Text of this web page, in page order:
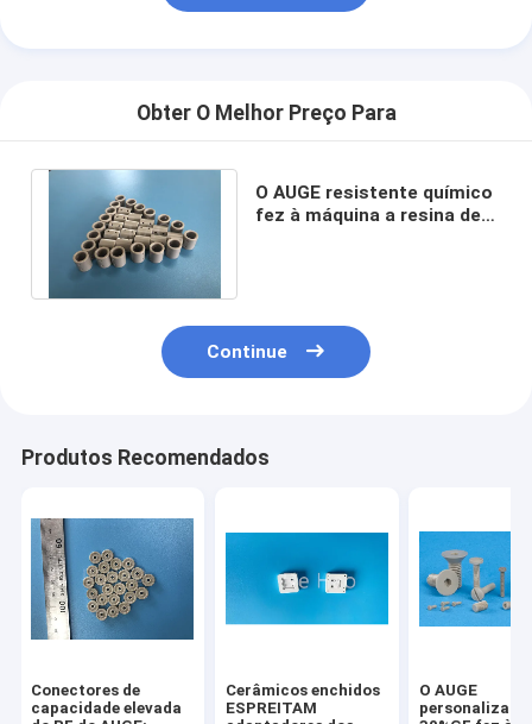
Obter O Melhor Preço Para
O AUGE resistente químico
fez à máquina a resina de
Continue
Produtos Recomendados
Conectores de
capacidade elevada
Cerâmicos enchidos
ESPREITAM
O AUGE
personalizado